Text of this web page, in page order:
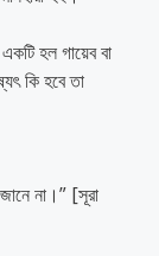
হল গায়েব বা
কি হবে তা
না।” [সূরা